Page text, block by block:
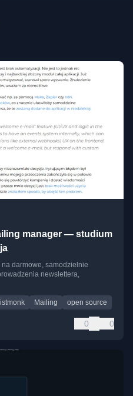
manager — studium
darmowe, samodzielnie
newslettera,
Mailing open source
0 0